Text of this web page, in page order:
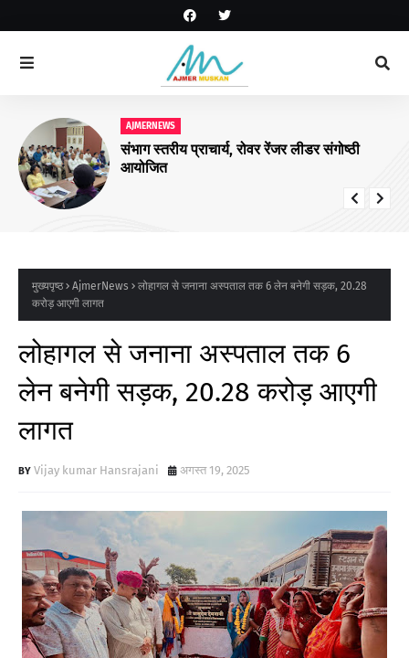
AJMERNEWS
संभाग स्तरीय प्राचार्य, रोवर रेंजर लीडर संगोष्ठी
आयोजित
मुख्यपृष्ठ AjmerNews
लोहागल से जनाना अस्पताल तक 6 लेन बनेगी सड़क, 20.28
करोड़ आएगी लागत
लोहागल से जनाना अस्पताल तक 6
लेन बनेगी सड़क, 20.28 करोड़ आएगी
लागत
Vijay kumar Hansrajani अगस्त 19, 2025